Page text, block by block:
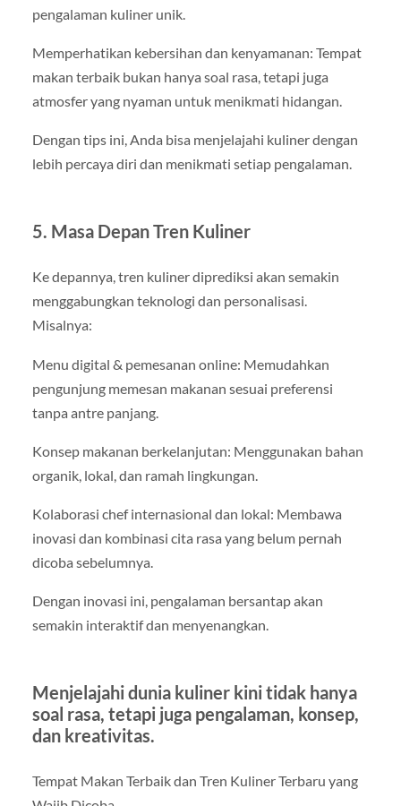
pengalaman kuliner unik.
Memperhatikan kebersihan dan kenyamanan: Tempat
makan terbaik bukan hanya soal rasa, tetapi juga
atmosfer yang nyaman untuk menikmati hidangan.
Dengan tips ini, Anda bisa menjelajahi kuliner dengan
lebih percaya diri dan menikmati setiap pengalaman.
5. Masa Depan Tren Kuliner
Ke depannya, tren kuliner diprediksi akan semakin
menggabungkan teknologi dan personalisasi.
Misalnya:
Menu digital & pemesanan online: Memudahkan
pengunjung memesan makanan sesuai preferensi
tanpa antre panjang.
Konsep makanan berkelanjutan: Menggunakan bahan
organik, lokal, dan ramah lingkungan.
Kolaborasi chef internasional dan lokal: Membawa
inovasi dan kombinasi cita rasa yang belum pernah
dicoba sebelumnya.
Dengan inovasi ini, pengalaman bersantap akan
semakin interaktif dan menyenangkan.
Menjelajahi dunia kuliner kini tidak hanya
soal rasa, tetapi juga pengalaman, konsep,
dan kreativitas.
Tempat Makan Terbaik dan Tren Kuliner Terbaru yang